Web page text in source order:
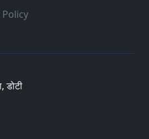
Policy
डोटी